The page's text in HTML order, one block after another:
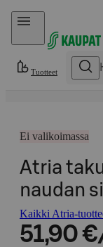
Hyppää sisältöön
Tuotteet
Ei valikoimassa
Atria
naudan
Kaikki Atria-
51,90